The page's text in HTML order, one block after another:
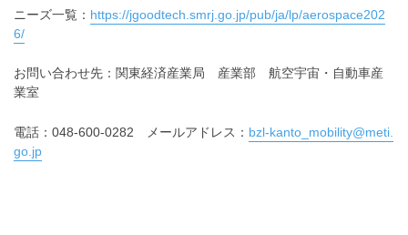
ニーズ一覧： https://jgoodtech.smrj.go.jp/pub/ja/lp/aerospace202
6/
お問い合わせ先：関東経済産業局 産業部 航空宇宙・自動車産
業室
電話：048-600-0282 メールアドレス： bzl-kanto_mobility@meti.
go.jp